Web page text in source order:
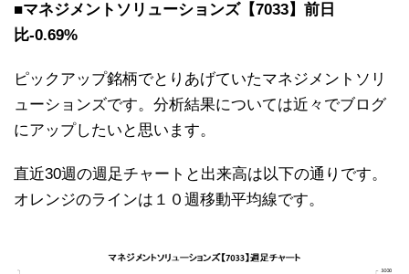
■マネジメントソリューションズ【7033】前日
比-0.69%
ピックアップ銘柄でとりあげていたマネジメントソリ
ューションズです。分析結果については近々でブログ
にアップしたいと思います。
直近30週の週足チャートと出来高は以下の通りです。
オレンジのラインは１０週移動平均線です。